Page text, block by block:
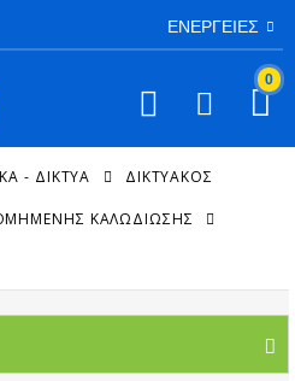
ΕΝΈΡΓΕΙΕΣ
0
- ΔΙΚΤΥΑ ΔΙΚΤΥΑΚΌΣ
ΚΑΛΩΔΊΩΣΗΣ